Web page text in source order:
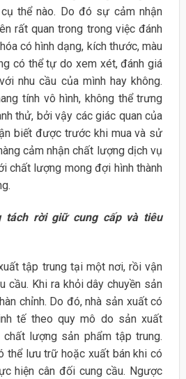
thể nào. Do đó sự cảm nhận
rất quan trong trong việc đánh
có hình dạng, kích thước, màu
có thể tự do xem xét, đánh giá
nhu cầu của mình hay không.
tính vô hình, không thể trưng
thử, bởi vậy các giác quan của
biết được trước khi mua và sử
cảm nhận chất lượng dịch vụ
chất lượng mong đợi hình thành
tách rời giữ cung cấp và tiêu
tập trung tại một nơi, rồi vận
cầu. Khi ra khỏi dây chuyền sản
chỉnh. Do đó, nhà sản xuất có
tế theo quy mô do sản xuất
lượng sản phẩm tập trung.
thể lưu trữ hoặc xuất bán khi có
hiện cân đối cung cầu. Ngược